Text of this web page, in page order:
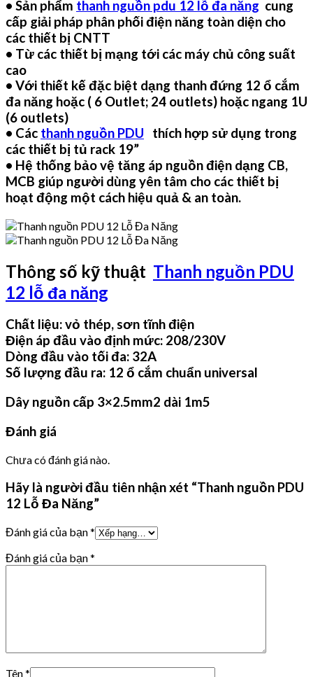
• Sản phẩm thanh nguồn pdu 12 lỗ đa năng cung
cấp giải pháp phân phối điện năng toàn diện cho
các thiết bị CNTT
• Từ các thiết bị mạng tới các máy chủ công suất
cao
• Với thiết kế đặc biệt dạng thanh đứng 12 ổ cắm
đa năng hoặc ( 6 Outlet; 24 outlets) hoặc ngang 1U
(6 outlets)
• Các thanh nguồn PDU thích hợp sử dụng trong
các thiết bị tủ rack 19”
• Hệ thống bảo vệ tăng áp nguồn điện dạng CB,
MCB giúp người dùng yên tâm cho các thiết bị
hoạt động một cách hiệu quả & an toàn.
Thông số kỹ thuật Thanh nguồn PDU
12 lỗ đa năng
Chất liệu: vỏ thép, sơn tĩnh điện
Điện áp đầu vào định mức: 208/230V
Dòng đầu vào tối đa: 32A
Số lượng đầu ra: 12 ổ cắm chuẩn universal
Dây nguồn cấp 3×2.5mm2 dài 1m5
Đánh giá
Chưa có đánh giá nào.
Hãy là người đầu tiên nhận xét “Thanh nguồn PDU
12 Lỗ Đa Năng”
Đánh giá của bạn*
Đánh giá của bạn*
Tên*